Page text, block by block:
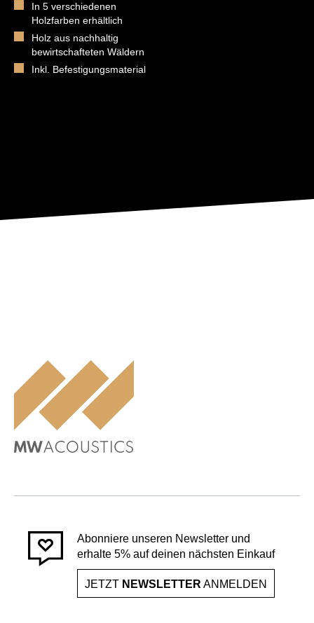
In 5 verschiedenen
Holzfarben erhältlich
Holz aus nachhaltig
bewirtschafteten Wäldern
Inkl. Befestigungsmaterial
Abonniere unseren Newsletter und
erhalte 5% auf deinen nächsten Einkauf
JETZT NEWSLETTER ANMELDEN